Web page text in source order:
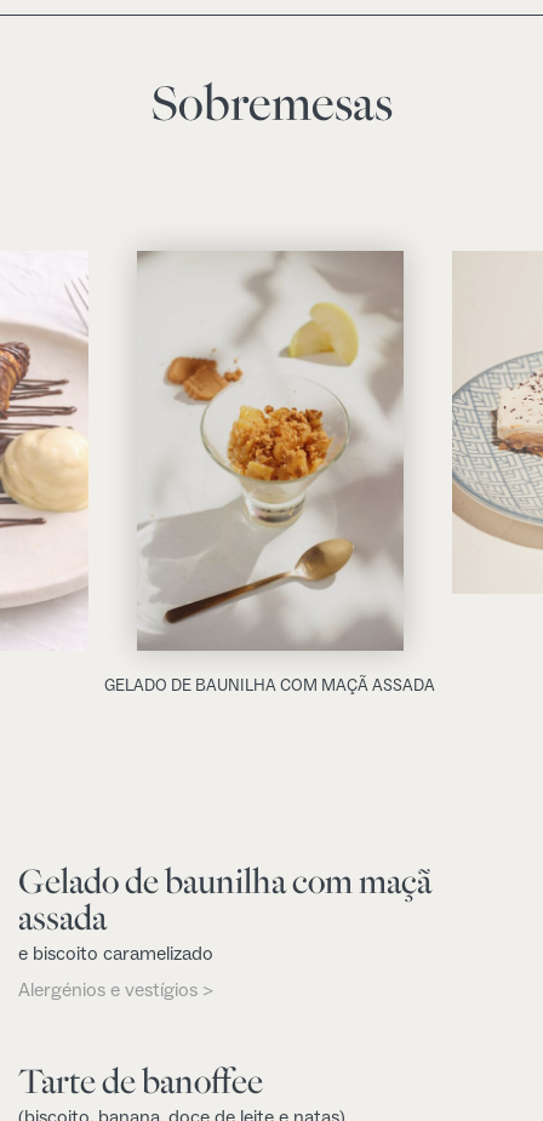
Sobremesas
GELADO DE BAUNILHA COM MAÇÃ ASSADA
Gelado de baunilha com maçã
assada
e biscoito caramelizado
Alergénios e vestígios >
Tarte de banoffee